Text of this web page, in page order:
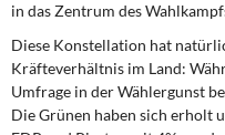
in das Zentrum des
Diese Konstellation hat
Kräfteverhältnis im Land:
Umfrage in der Wählergunst
Die Grünen haben sich erholt